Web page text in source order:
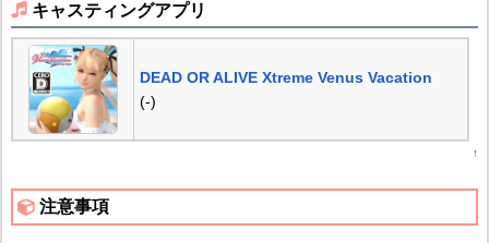
キャスティングアプリ
DEAD OR ALIVE Xtreme Venus Vacation
(-)
↑
注意事項